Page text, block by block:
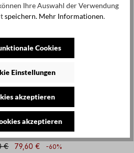
OZAI N KU
€
79,60 € -60%
Ihre Auswahl der Verwendung
speichern. Mehr Informationen.
Cookies
Einstellungen
akzeptieren
akzeptieren